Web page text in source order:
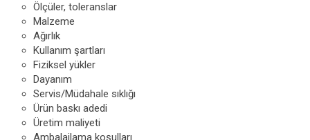
Ölçüler, toleranslar
Malzeme
Ağırlık
Kullanım şartları
Fiziksel yükler
Dayanım
Servis/Müdahale sıklığı
Ürün baskı adedi
Üretim maliyeti
Ambalajlama koşulları